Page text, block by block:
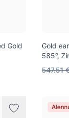
Gold
Gold
585°,
547.51